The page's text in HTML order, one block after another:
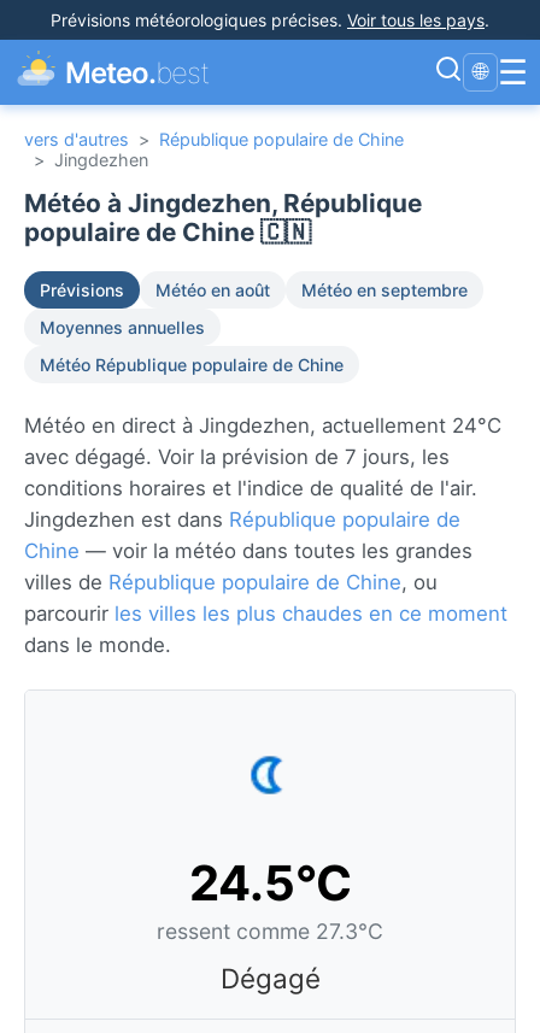
Prévisions météorologiques précises. Voir tous les pays.
Meteo.best 🌐 ☰
vers d'autres > République populaire de Chine
> Jingdezhen
Météo à Jingdezhen, République
populaire de Chine 🇨🇳
Prévisions Météo en août
Météo en septembre
Moyennes annuelles
Météo République populaire de Chine
Météo en direct à Jingdezhen, actuellement 24°C
avec dégagé. Voir la prévision de 7 jours, les
conditions horaires et l'indice de qualité de l'air.
Jingdezhen est dans République populaire de
Chine — voir la météo dans toutes les grandes
villes de République populaire de Chine, ou
parcourir les villes les plus chaudes en ce moment
dans le monde.
24.5°C
ressent comme 27.3°C
Dégagé